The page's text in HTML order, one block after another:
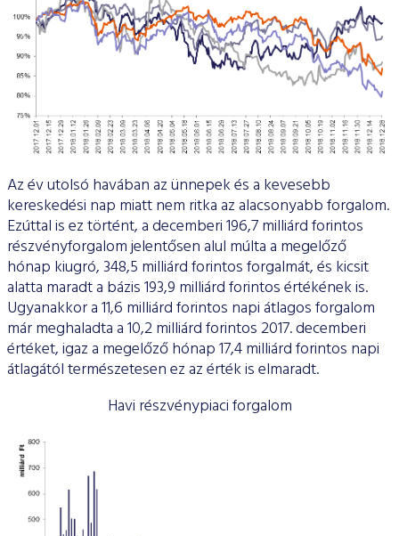
Az év utolsó havában az ünnepek és a kevesebb
kereskedési nap miatt nem ritka az alacsonyabb forgalom.
Ezúttal is ez történt, a decemberi 196,7 milliárd forintos
részvényforgalom jelentősen alul múlta a megelőző
hónap kiugró, 348,5 milliárd forintos forgalmát, és kicsit
alatta maradt a bázis 193,9 milliárd forintos értékének is.
Ugyanakkor a 11,6 milliárd forintos napi átlagos forgalom
már meghaladta a 10,2 milliárd forintos 2017. decemberi
értéket, igaz a megelőző hónap 17,4 milliárd forintos napi
átlagától természetesen ez az érték is elmaradt.
Havi részvénypiaci forgalom